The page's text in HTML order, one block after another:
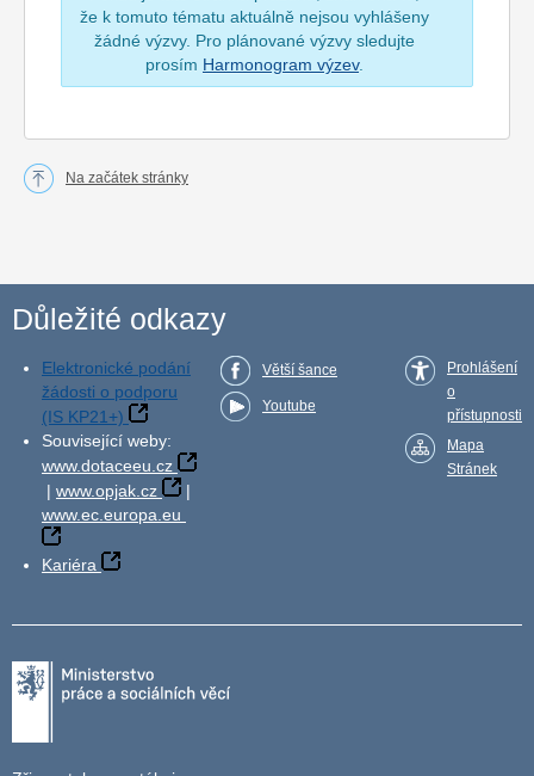
že k tomuto tématu aktuálně nejsou vyhlášeny
žádné výzvy. Pro plánované výzvy sledujte
prosím Harmonogram výzev.
Na začátek stránky
Důležité odkazy
Elektronické podání
žádosti o podporu
(IS KP21+)
Související weby:
www.dotaceeu.cz
| www.opjak.cz
|
www.ec.europa.eu
Kariéra
Větší šance
Youtube
Prohlášení
o
přístupnosti
Mapa
Stránek